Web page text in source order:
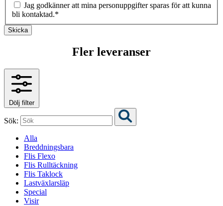
Jag godkänner att mina personuppgifter sparas för att kunna
bli kontaktad.*
Skicka
Fler leveranser
Dölj filter
Sök:
Alla
Breddningsbara
Flis Flexo
Flis Rulltäckning
Flis Taklock
Lastväxlarsläp
Special
Visir